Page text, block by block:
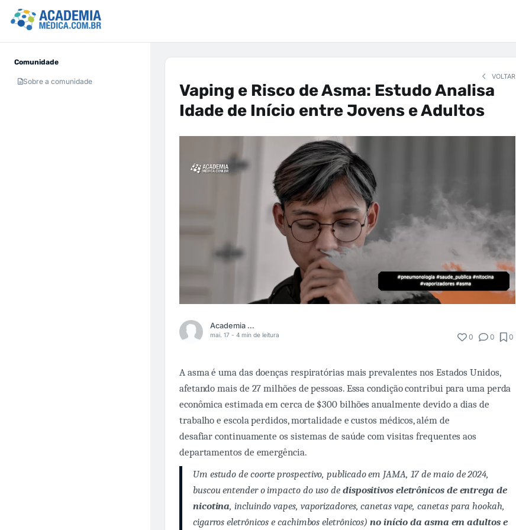
Comunidade
Sobre a comunidade
VOLTAR
Vaping e Risco de Asma: Estudo Analisa
Idade de Início entre Jovens e Adultos
Academia Médica
mai. 17 - 4 min de leitura 0 0 0
A asma é uma das doenças respiratórias mais prevalentes nos Estados Unidos,
afetando mais de 27 milhões de pessoas. Essa condição contribui para uma perda
econômica estimada em cerca de $300 bilhões anualmente devido a dias de
trabalho e escola perdidos, mortalidade e custos médicos, além de
desafiar continuamente os sistemas de saúde com visitas frequentes aos
departamentos de emergência.
Um estudo de coorte prospectivo, publicado em JAMA, 17 de maio de 2024,
buscou entender o impacto do uso de dispositivos eletrônicos de entrega de
nicotina, incluindo vapes, vaporizadores, canetas vape, canetas para hookah,
cigarros eletrônicos e cachimbos eletrônicos)no início da asma em adultos e